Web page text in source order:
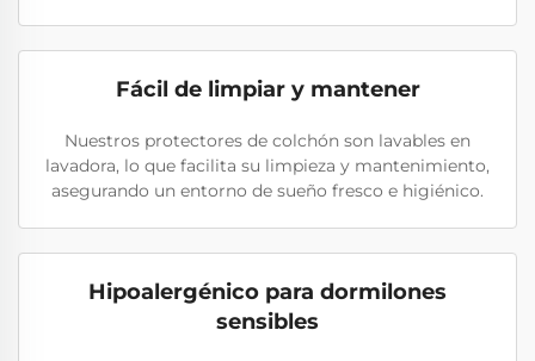
Fácil de limpiar y mantener
Nuestros protectores de colchón son lavables en
lavadora, lo que facilita su limpieza y mantenimiento,
asegurando un entorno de sueño fresco e higiénico.
Hipoalergénico para dormilones
sensibles